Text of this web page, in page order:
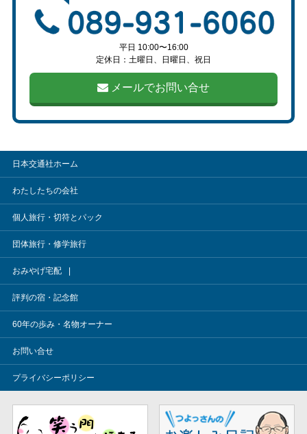
平日 10:00〜16:00
定休日：土曜日、日曜日、祝日
メールでお問い合せ
日本交通社ホーム
わたしたちの会社
個人旅行・切符とパック
団体旅行・修学旅行
おみやげ宅配
評判の宿・記念館
60年の歩み・名物オーナー
お問い合せ
プライバシーポリシー